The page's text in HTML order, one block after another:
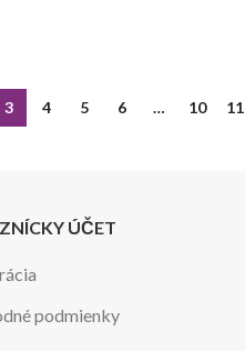
3 4 5 6 … 10 11
ÚČET
podmienky